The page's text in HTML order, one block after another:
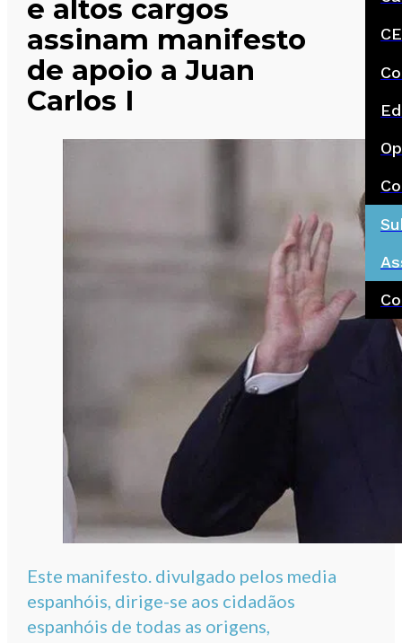
e altos cargos
assinam manifesto
de apoio a Juan
Carlos I
Este manifesto. divulgado pelos media
espanhóis, dirige-se aos cidadãos
espanhóis de todas as origens,